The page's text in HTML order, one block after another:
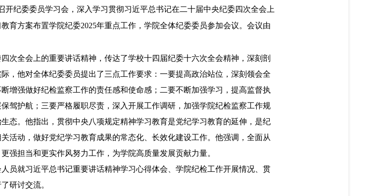
开纪委委员学习会，深入学习贯彻习近平总书记在二十届中央纪委四次全会上
育方案布置学院纪委2025年重点工作，学院全体纪委委员参加会议。会议由
次全会上的重要讲话精神，传达了学校十四届纪委十六次全会精神，深刻剖
，他对全体纪委委员提出了三点工作要求：一要提高政治站位，深刻领会全
增强做好纪检监察工作的责任感和使命感；二要不断加强学习，提高监督执
驾护航；三要严格履职尽责，深入开展工作调研，加强学院纪检监察工作规
态。他指出，贯彻中央八项规定精神学习教育是党纪学习教育的延伸，是纪
活动，做好党纪学习教育成果的常态化、长效化建设工作。他强调，全面从
强担当和更实作风努力工作，为学院高质量发展贡献力量。
员就习近平总书记重要讲话精神学习心得体会、学院纪检工作开展情况、贯
研讨交流。